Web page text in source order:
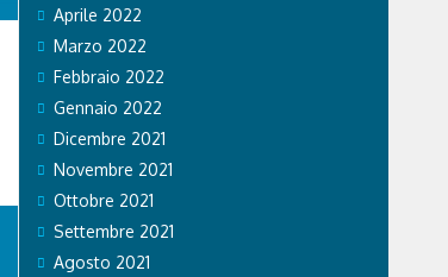
Aprile 2022
Marzo 2022
Febbraio 2022
Gennaio 2022
Dicembre 2021
Novembre 2021
Ottobre 2021
Settembre 2021
Agosto 2021